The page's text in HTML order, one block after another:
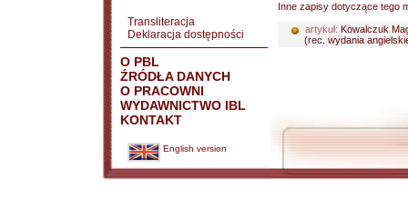
Transliteracja
Deklaracja dostępności
O PBL
ŹRÓDŁA DANYCH
O PRACOWNI
WYDAWNICTWO IBL
KONTAKT
English version
Inne zapisy dotyczące tego
artykuł: Kowalczuk
(rec. wydania